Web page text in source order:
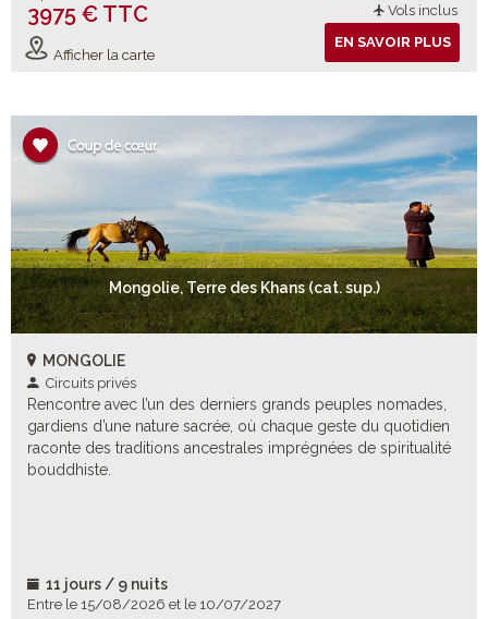
3975 € TTC Vols inclus
Afficher la carte
EN SAVOIR PLUS
Mongolie, Terre des Khans (cat. sup.)
MONGOLIE
Circuits privés
Rencontre avec l’un des derniers grands peuples nomades,
gardiens d’une nature sacrée, où chaque geste du quotidien
raconte des traditions ancestrales imprégnées de spiritualité
bouddhiste.
11 jours / 9 nuits
Entre le 15/08/2026 et le 10/07/2027